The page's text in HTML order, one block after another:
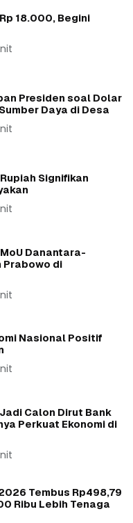
18.000, Begini
Presiden soal Dolar
Daya di Desa
Signifikan
Danantara-
Prabowo di
Nasional Positif
Calon Dirut Bank
Perkuat Ekonomi di
Tembus Rp498,79
Ribu Lebih Tenaga